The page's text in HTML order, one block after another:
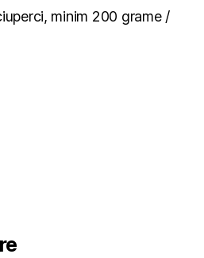
minim 200 grame /